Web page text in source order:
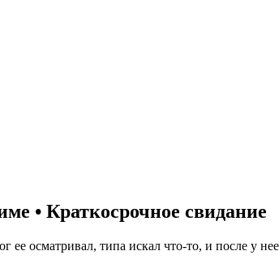
• Краткосрочное свидание
осматривал, типа искал что-то, и после у